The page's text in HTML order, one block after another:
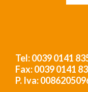
Tel: 0039 0141
Fax: 0039 0141
P. Iva: